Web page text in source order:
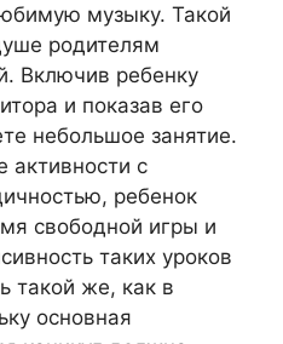
музыку. Такой
родителям
Включив ребенку
и показав его
небольшое занятие.
активности с
ребенок
свободной игры и
таких уроков
такой же, как в
основная